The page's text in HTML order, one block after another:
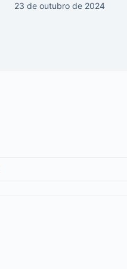
23 de outubro de 2024